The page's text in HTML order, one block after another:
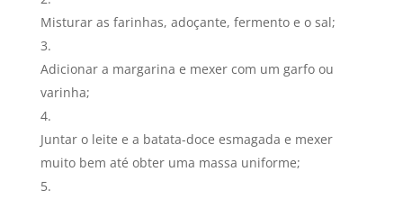
Misturar as farinhas, adoçante, fermento e o sal;
Adicionar a margarina e mexer com um garfo ou
varinha;
Juntar o leite e a batata-doce esmagada e mexer
muito bem até obter uma massa uniforme;